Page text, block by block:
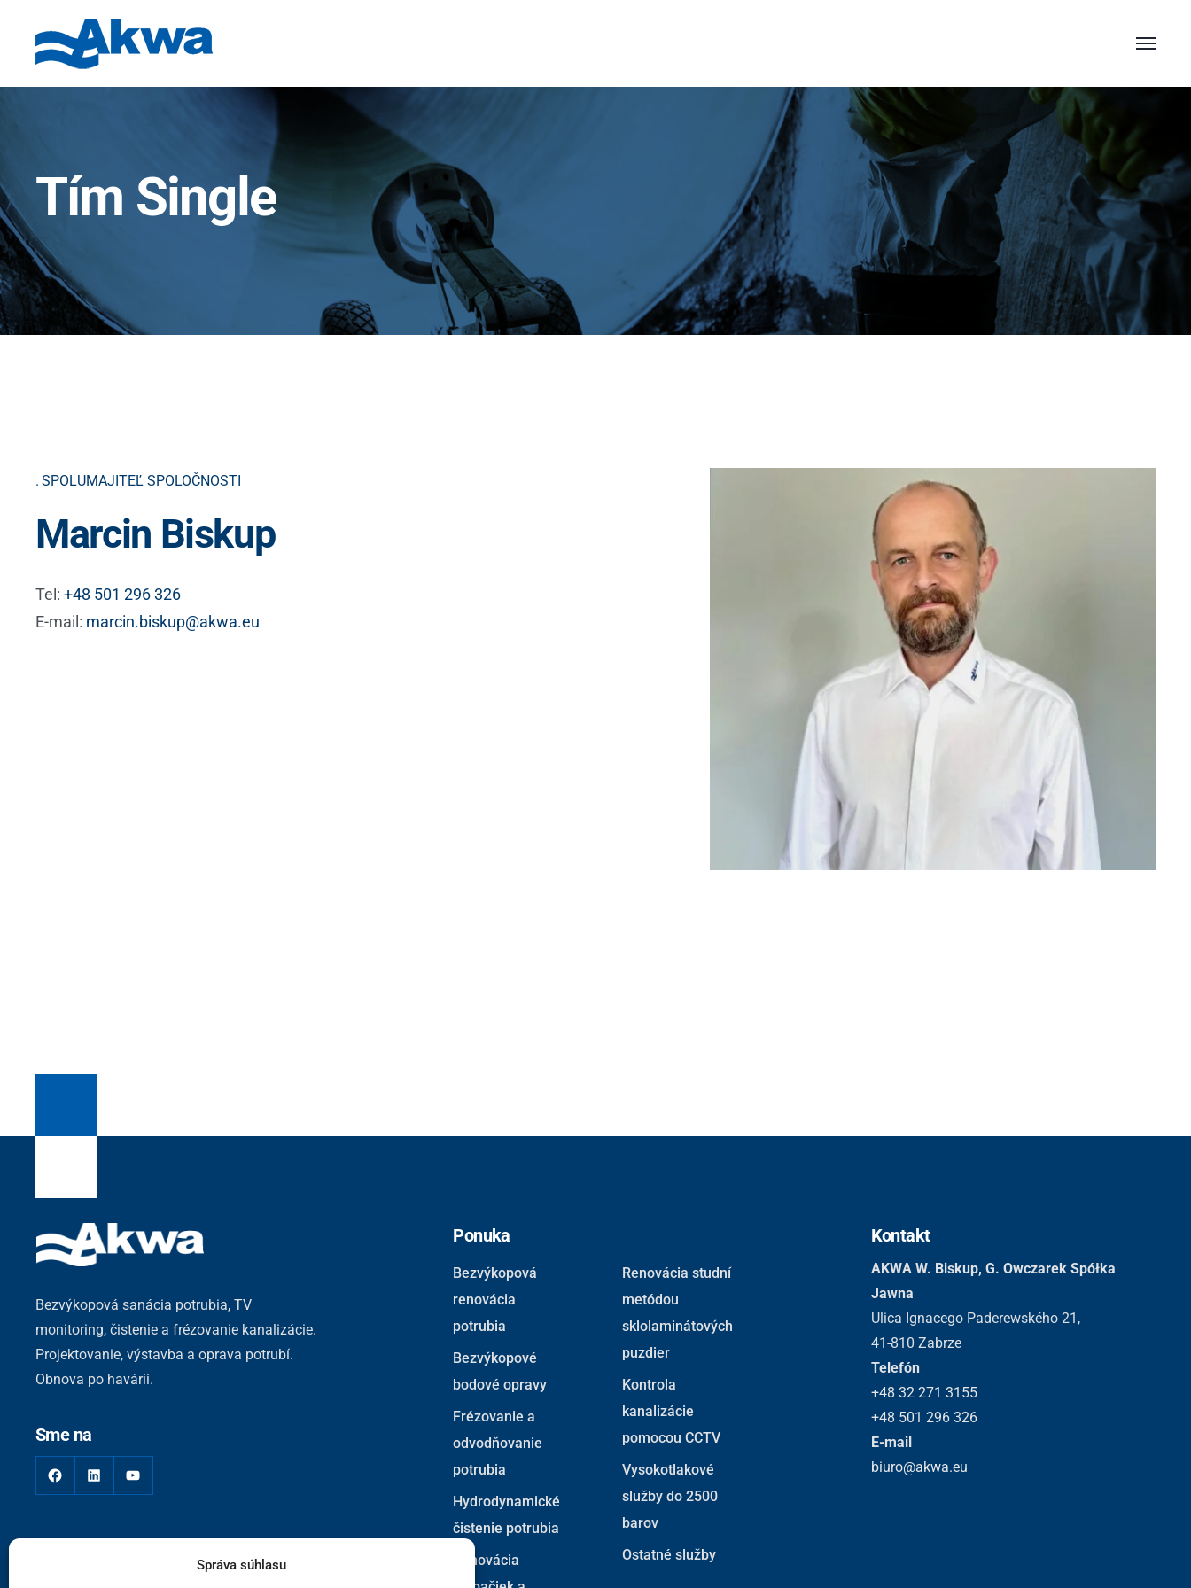
Správa súhlasu
Tím Single
SPOLUMAJITEĽ SPOLOČNOSTI
Marcin Biskup
Tel: +48 501 296 326
E-mail: marcin.biskup@akwa.eu
Bezvýkopová sanácia potrubia, TV
monitoring, čistenie a frézovanie kanalizácie.
Projektovanie, výstavba a oprava potrubí.
Obnova po havárii.
Sme na
FacebookLinkedInYouTube
Ponuka
Bezvýkopová
renovácia
potrubia
Bezvýkopové
bodové opravy
Frézovanie a
odvodňovanie
potrubia
Hydrodynamické
čistenie potrubia
Renovácia
Renovácia studní
metódou
sklolaminátových
puzdier
Kontrola
kanalizácie
pomocou CCTV
Vysokotlakové
služby do 2500
barov
Ostatné služby
Kontakt
AKWA W. Biskup, G. Owczarek Spółka
Jawna
Ulica Ignacego Paderewského 21,
41-810 Zabrze
Telefón
+48 32 271 3155
+48 501 296 326
E-mail
biuro@akwa.eu